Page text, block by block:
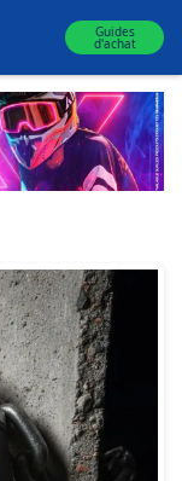
Guides
d'achat